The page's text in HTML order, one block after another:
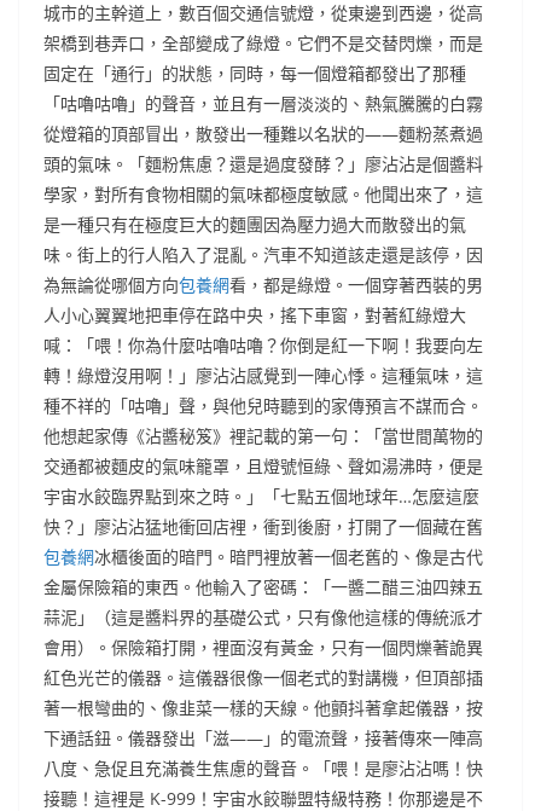
城市的主幹道上，數百個交通信號燈，從東邊到西邊，從高
架橋到巷弄口，全部變成了綠燈。它們不是交替閃爍，而是
固定在「通行」的狀態，同時，每一個燈箱都發出了那種
「咕嚕咕嚕」的聲音，並且有一層淡淡的、熱氣騰騰的白霧
從燈箱的頂部冒出，散發出一種難以名狀的——麵粉蒸煮過
頭的氣味。「麵粉焦慮？還是過度發酵？」廖沾沾是個醬料
學家，對所有食物相關的氣味都極度敏感。他聞出來了，這
是一種只有在極度巨大的麵團因為壓力過大而散發出的氣
味。街上的行人陷入了混亂。汽車不知道該走還是該停，因
為無論從哪個方向包養網看，都是綠燈。一個穿著西裝的男
人小心翼翼地把車停在路中央，搖下車窗，對著紅綠燈大
喊：「喂！你為什麼咕嚕咕嚕？你倒是紅一下啊！我要向左
轉！綠燈沒用啊！」廖沾沾感覺到一陣心悸。這種氣味，這
種不祥的「咕嚕」聲，與他兒時聽到的家傳預言不謀而合。
他想起家傳《沾醬秘笈》裡記載的第一句：「當世間萬物的
交通都被麵皮的氣味籠罩，且燈號恒綠、聲如湯沸時，便是
宇宙水餃臨界點到來之時。」「七點五個地球年…怎麼這麼
快？」廖沾沾猛地衝回店裡，衝到後廚，打開了一個藏在舊
包養網冰櫃後面的暗門。暗門裡放著一個老舊的、像是古代
金屬保險箱的東西。他輸入了密碼：「一醬二醋三油四辣五
蒜泥」（這是醬料界的基礎公式，只有像他這樣的傳統派才
會用）。保險箱打開，裡面沒有黃金，只有一個閃爍著詭異
紅色光芒的儀器。這儀器很像一個老式的對講機，但頂部插
著一根彎曲的、像韭菜一樣的天線。他顫抖著拿起儀器，按
下通話鈕。儀器發出「滋——」的電流聲，接著傳來一陣高
八度、急促且充滿養生焦慮的聲音。「喂！是廖沾沾嗎！快
接聽！這裡是 K-999！宇宙水餃聯盟特級特務！你那邊是不